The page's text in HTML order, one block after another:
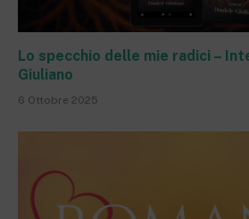
Lo specchio delle mie radici –
Giuliano
6 Ottobre 2025